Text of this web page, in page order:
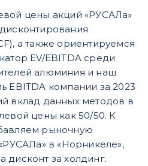
цены акций «РУСАЛа»
а также ориентируемся
EV/EBITDA среди
алюминия и наш
EBITDA компании за 2023
вклад данных методов в
цены как 50/50. К
рыночную
в «Норникеле»,
дисконт за холдинг.